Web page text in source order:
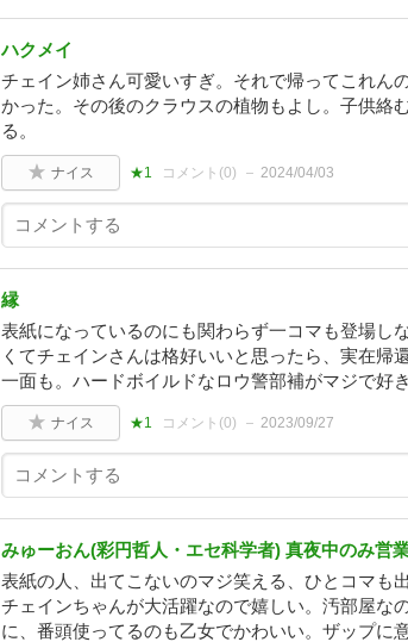
ハクメイ
チェイン姉さん可愛いすぎ。それで帰ってこれん
かった。その後のクラウスの植物もよし。子供絡
る。
ナイス ★1 コメント(0) 2024/04/03
縁
表紙になっているのにも関わらず一コマも登場し
くてチェインさんは格好いいと思ったら、実在帰
一面も。ハードボイルドなロウ警部補がマジで好き
ナイス ★1 コメント(0) 2023/09/27
みゅーおん(彩円哲人・エセ科学者) 真夜中のみ営
表紙の人、出てこないのマジ笑える、ひとコマも
チェインちゃんが大活躍なので嬉しい。汚部屋な
に、番頭使ってるのも乙女でかわいい。ザップに